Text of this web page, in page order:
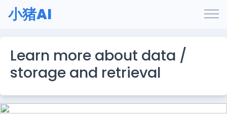
小猪AI
Learn more about data /
storage and retrieval